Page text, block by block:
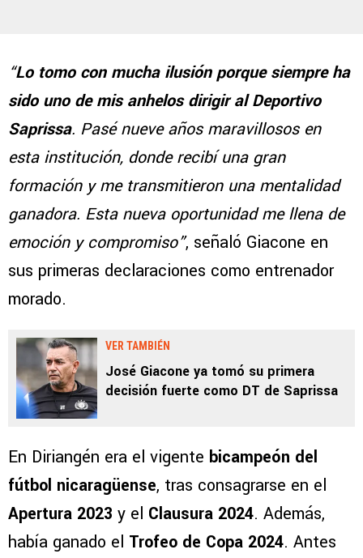
“Lo tomo con mucha ilusión porque siempre ha
sido uno de mis anhelos dirigir al Deportivo
Saprissa. Pasé nueve años maravillosos en
esta institución, donde recibí una gran
formación y me transmitieron una mentalidad
ganadora. Esta nueva oportunidad me llena de
emoción y compromiso”, señaló Giacone en
sus primeras declaraciones como entrenador
morado.
VER TAMBIÉN
José Giacone ya tomó su primera
decisión fuerte como DT de Saprissa
En Diriangén era el vigente bicampeón del
fútbol nicaragüense, tras consagrarse en el
Apertura 2023 y el Clausura 2024. Además,
había ganado el Trofeo de Copa 2024. Antes